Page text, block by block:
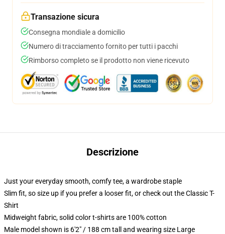
Transazione sicura
Consegna mondiale a domicilio
Numero di tracciamento fornito per tutti i pacchi
Rimborso completo se il prodotto non viene ricevuto
Descrizione
Just your everyday smooth, comfy tee, a wardrobe staple
Slim fit, so size up if you prefer a looser fit, or check out the Classic T-
Shirt
Midweight fabric, solid color t-shirts are 100% cotton
Male model shown is 6'2" / 188 cm tall and wearing size Large